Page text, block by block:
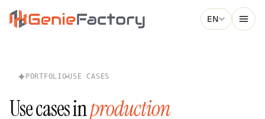
Genie Factory
EN
PORTFOLIO USE CASES
Use cases inproduction